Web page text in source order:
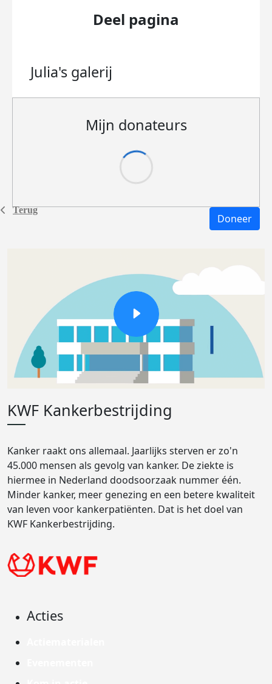
Terug
Deel pagina
Julia's galerij
Mijn donateurs
Doneer
KWF Kankerbestrijding
Kanker raakt ons allemaal. Jaarlijks sterven er zo'n
45.000 mensen als gevolg van kanker. De ziekte is
hiermee in Nederland doodsoorzaak nummer één.
Minder kanker, meer genezing en een betere kwaliteit
van leven voor kankerpatiënten. Dat is het doel van
KWF Kankerbestrijding.
Acties